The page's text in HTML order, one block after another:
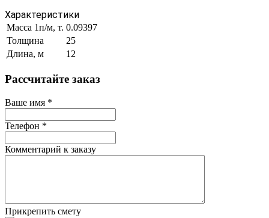
Характеристики
Масса 1п/м, т. 0.09397
Толщина
25
Длина, м
12
Рассчитайте заказ
Ваше имя *
Телефон *
Комментарий к заказу
Прикрепить смету